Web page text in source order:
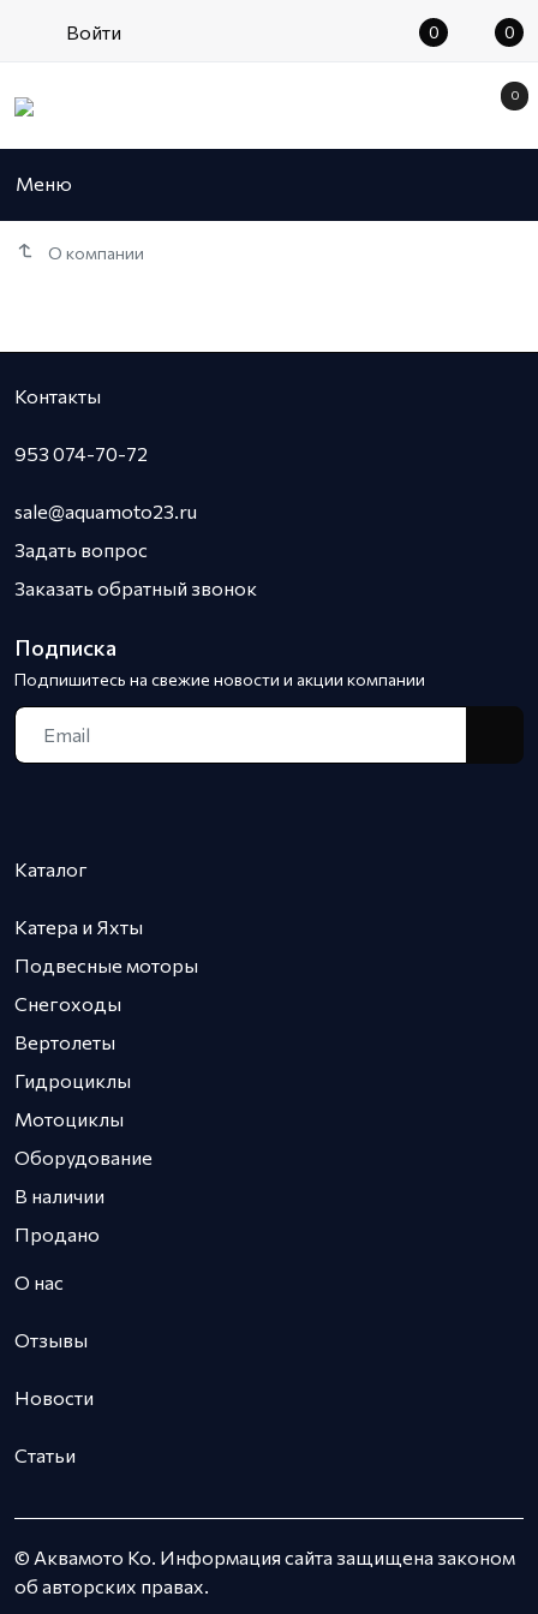
Войти 0 0
0
Меню
О компании
Контакты
953 074-70-72
sale@aquamoto23.ru
Задать вопрос
Заказать обратный звонок
Подписка
Подпишитесь на свежие новости и акции компании
Каталог
Катера и Яхты
Подвесные моторы
Снегоходы
Вертолеты
Гидроциклы
Мотоциклы
Оборудование
В наличии
Продано
О нас
Отзывы
Новости
Статьи
© Аквамото Ко. Информация сайта защищена законом
об авторских правах.